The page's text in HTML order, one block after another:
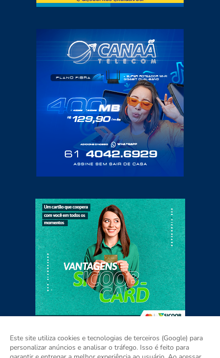
Este site utiliza cookies e tecnologias de terceiros (Google) para
personalizar anúncios e analisar o tráfego. Isso é feito para